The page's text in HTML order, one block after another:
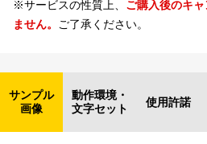
※サービスの性質上、 ご購入後のキ
ません。 ご了承ください。
サンプル
画像
動作環境・
文字セット
使用許諾